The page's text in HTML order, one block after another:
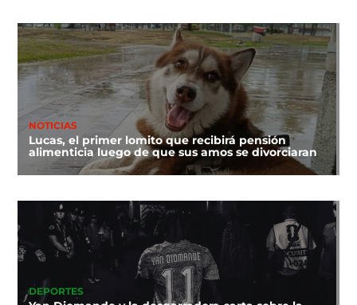
NOTICIAS
Lucas, el primer lomito que recibirá pensión
alimenticia luego de que sus amos se divorciaran
DEPORTES